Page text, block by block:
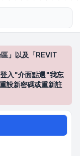
」以及「REVIT
入"介面點選"我忘
設新密碼或重新註